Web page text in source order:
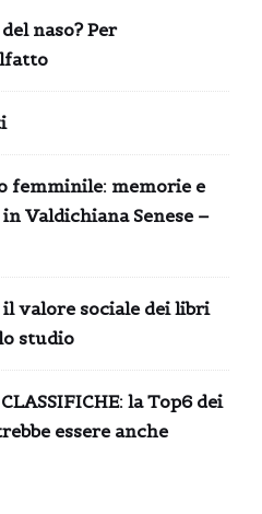
naso? Per
femminile: memorie e
Valdichiana Senese –
valore sociale dei libri
studio
la Top6 dei
essere anche